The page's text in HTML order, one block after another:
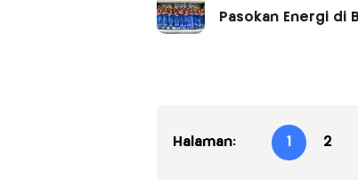
Pasokan Energi di
Halaman: 1 2